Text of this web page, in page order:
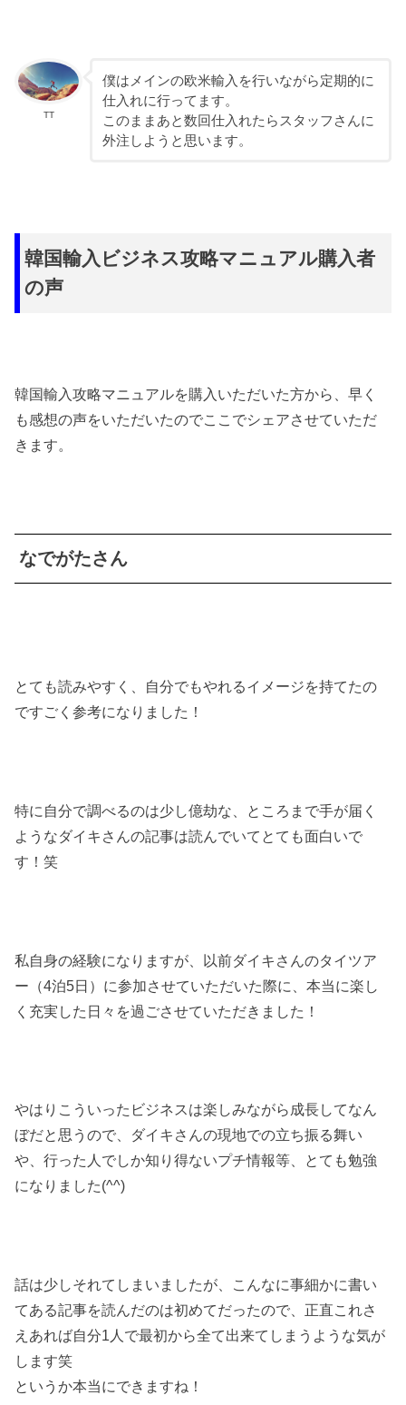
TT
僕はメインの欧米輸入を行いながら定期的に
仕入れに行ってます。
このままあと数回仕入れたらスタッフさんに
外注しようと思います。
韓国輸入ビジネス攻略マニュアル購入者
の声
韓国輸入攻略マニュアルを購入いただいた方から、早く
も感想の声をいただいたのでここでシェアさせていただ
きます。
なでがたさん
とても読みやすく、自分でもやれるイメージを持てたの
ですごく参考になりました！
特に自分で調べるのは少し億劫な、ところまで手が届く
ようなダイキさんの記事は読んでいてとても面白いで
す！笑
私自身の経験になりますが、以前ダイキさんのタイツア
ー（4泊5日）に参加させていただいた際に、本当に楽し
く充実した日々を過ごさせていただきました！
やはりこういったビジネスは楽しみながら成長してなん
ぼだと思うので、ダイキさんの現地での立ち振る舞い
や、行った人でしか知り得ないプチ情報等、とても勉強
になりました(^^)
話は少しそれてしまいましたが、こんなに事細かに書い
てある記事を読んだのは初めてだったので、正直これさ
えあれば自分1人で最初から全て出来てしまうような気が
します笑
というか本当にできますね！